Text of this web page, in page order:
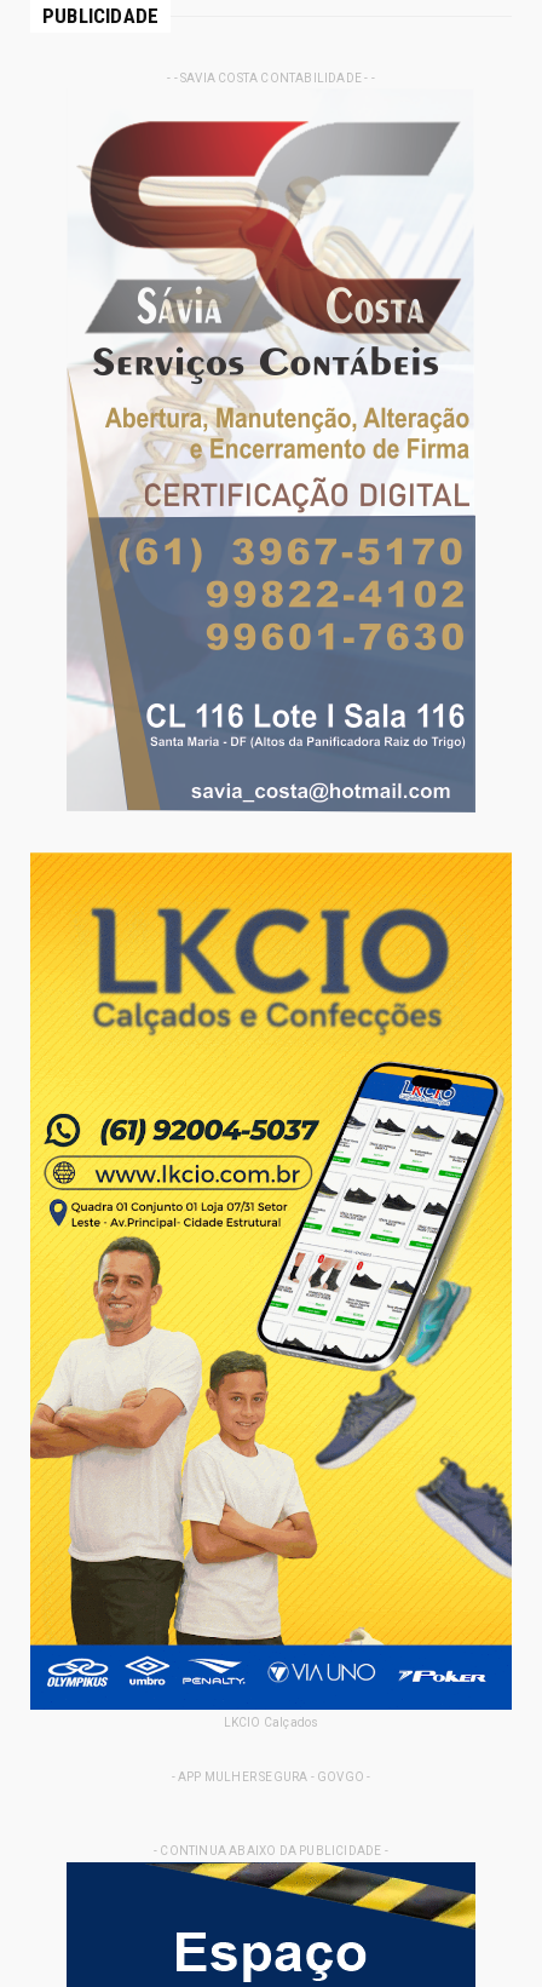
PUBLICIDADE
- - SAVIA COSTA CONTABILIDADE - -
LKCIO Calçados
- APP MULHER SEGURA - GOVGO -
- CONTINUA ABAIXO DA PUBLICIDADE -